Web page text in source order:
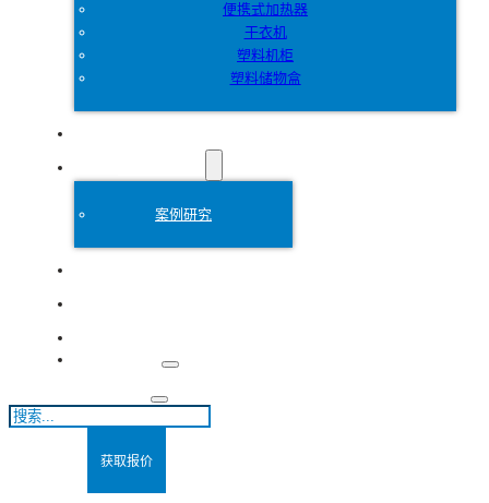
便携式加热器
干衣机
塑料机柜
塑料储物盒
案例研究
搜
获取报价